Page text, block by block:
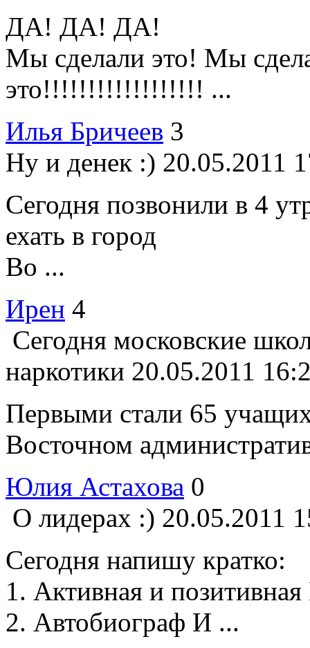
ДА! ДА! ДА!
Мы сделали это! Мы
это!!!!!!!!!!!!!!!!!! ...
Илья Бричеев 3
Ну и денек :) 20.05.2011
Сегодня позвонили в 4
ехать в город
Во ...
Ирен 4
Сегодня московские
наркотики 20.05.2011
Первыми стали 65
Восточном
Юлия Астахова 0
О лидерах :) 20.05.2011
Сегодня напишу кратко:
1. Активная и
2. Автобиограф И ...